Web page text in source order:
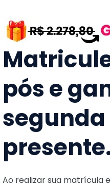
pós e
segunda
Ao realizar sua matrícula